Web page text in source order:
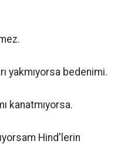
yakmıyorsa bedenimi.
kanatmıyorsa.
Hind'lerin